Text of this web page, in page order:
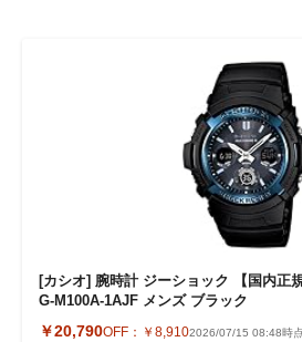
[カシオ] 腕時計 ジーショック 【国内正
G-M100A-1AJF メンズ ブラック
￥20,790OFF： ￥8,9102026/07/15 08:48時